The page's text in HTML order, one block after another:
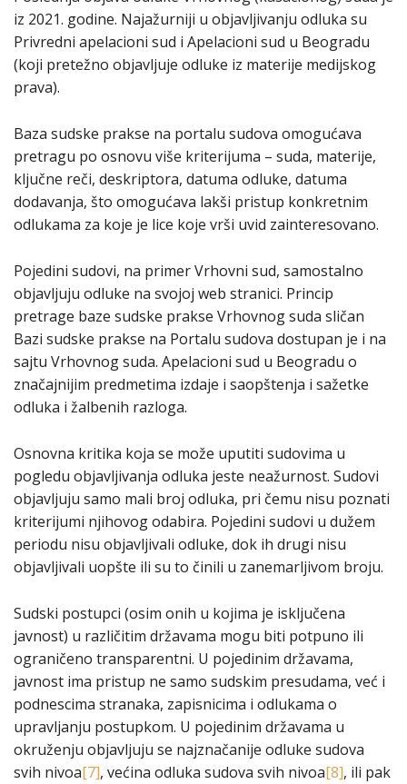
iz 2021. godine. Najažurniji u objavljivanju odluka su
Privredni apelacioni sud i Apelacioni sud u Beogradu
(koji pretežno objavljuje odluke iz materije medijskog
prava).
Baza sudske prakse na portalu sudova omogućava
pretragu po osnovu više kriterijuma – suda, materije,
ključne reči, deskriptora, datuma odluke, datuma
dodavanja, što omogućava lakši pristup konkretnim
odlukama za koje je lice koje vrši uvid zainteresovano.
Pojedini sudovi, na primer Vrhovni sud, samostalno
objavljuju odluke na svojoj web stranici. Princip
pretrage baze sudske prakse Vrhovnog suda sličan
Bazi sudske prakse na Portalu sudova dostupan je i na
sajtu Vrhovnog suda. Apelacioni sud u Beogradu o
značajnijim predmetima izdaje i saopštenja i sažetke
odluka i žalbenih razloga.
Osnovna kritika koja se može uputiti sudovima u
pogledu objavljivanja odluka jeste neažurnost. Sudovi
objavljuju samo mali broj odluka, pri čemu nisu poznati
kriterijumi njihovog odabira. Pojedini sudovi u dužem
periodu nisu objavljivali odluke, dok ih drugi nisu
objavljivali uopšte ili su to činili u zanemarljivom broju.
Sudski postupci (osim onih u kojima je isključena
javnost) u različitim državama mogu biti potpuno ili
ograničeno transparentni. U pojedinim državama,
javnost ima pristup ne samo sudskim presudama, već i
podnescima stranaka, zapisnicima i odlukama o
upravljanju postupkom. U pojedinim državama u
okruženju objavljuju se najznačanije odluke sudova
svih nivoa[7], većina odluka sudova svih nivoa[8], ili pak